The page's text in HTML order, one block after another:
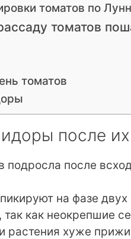
томатов по
томатов
томатов
после
на фазе
так как неокрепшие
растения хуже